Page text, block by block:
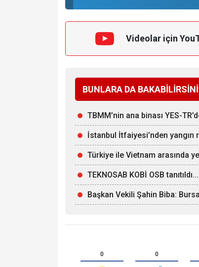
Videolar için
BUNLARA DA
TBMM’nin ana binası YES-
İstanbul İtfaiyesi’nden yangın
Türkiye ile Vietnam arasında
TEKNOSAB KOBİ OSB tanıtıldı...
Başkan Vekili Şahin Biba:
0 0